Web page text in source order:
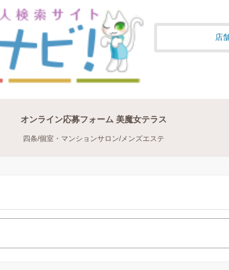
店
オンライン応募フォーム 美魔女テラス
四条/個室・マンションサロン/メンズエステ